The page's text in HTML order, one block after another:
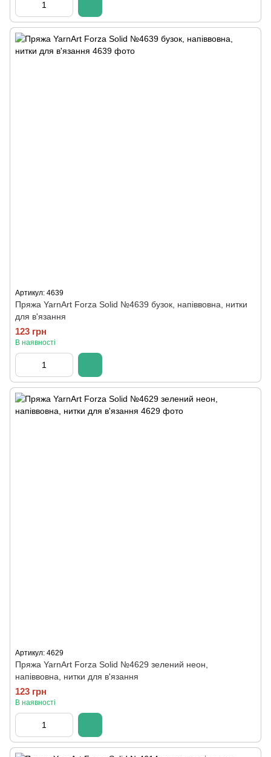
Артикул: 4639
Пряжа YarnArt Forza Solid №4639 бузок, напіввовна, нитки
для в'язання
123 грн
В наявності
Артикул: 4629
Пряжа YarnArt Forza Solid №4629 зелений неон,
напіввовна, нитки для в'язання
123 грн
В наявності